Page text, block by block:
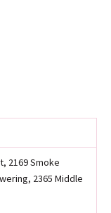
2169 Smoke
2365 Middle